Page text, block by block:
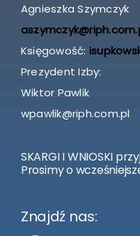
Agnieszka Szymczyk
Księgowość:
Prezydent Izby:
Wiktor Pawlik
wpawlik@riph.com.pl
SKARGI I WNIOSKI
Prosimy o
Znajdź nas: